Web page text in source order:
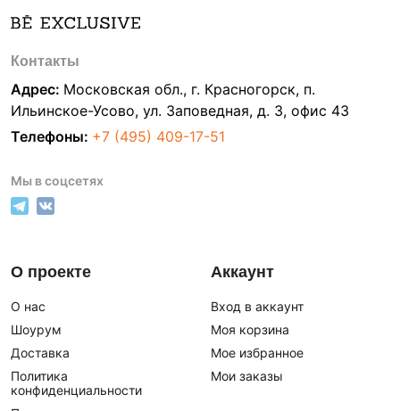
Контакты
Адрес: Московская обл., г. Красногорск, п.
Ильинское-Усово, ул. Заповедная, д. 3, офис 43
Телефоны: +7 (495) 409-17-51
Мы в соцсетях
О проекте
О нас
Шоурум
Доставка
Политика
конфиденциальности
Аккаунт
Вход в аккаунт
Моя корзина
Мое избранное
Мои заказы